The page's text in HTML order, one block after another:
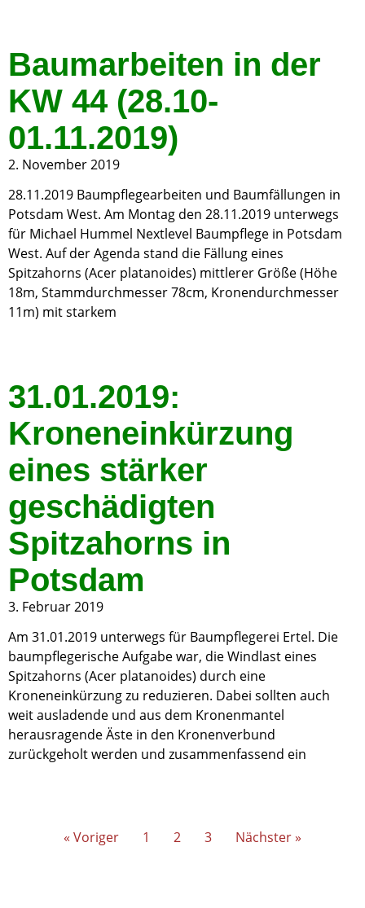
Baumarbeiten in der
KW 44 (28.10-
01.11.2019)
2. November 2019
28.11.2019 Baumpflegearbeiten und Baumfällungen in
Potsdam West. Am Montag den 28.11.2019 unterwegs
für Michael Hummel Nextlevel Baumpflege in Potsdam
West. Auf der Agenda stand die Fällung eines
Spitzahorns (Acer platanoides) mittlerer Größe (Höhe
18m, Stammdurchmesser 78cm, Kronendurchmesser
11m) mit starkem
31.01.2019:
Kroneneinkürzung
eines stärker
geschädigten
Spitzahorns in
Potsdam
3. Februar 2019
Am 31.01.2019 unterwegs für Baumpflegerei Ertel. Die
baumpflegerische Aufgabe war, die Windlast eines
Spitzahorns (Acer platanoides) durch eine
Kroneneinkürzung zu reduzieren. Dabei sollten auch
weit ausladende und aus dem Kronenmantel
herausragende Äste in den Kronenverbund
zurückgeholt werden und zusammenfassend ein
« Voriger 1 2 3 Nächster »